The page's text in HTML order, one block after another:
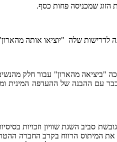
שמכניסה פחות כסף.
לדרישות שלה "יוציאו אותה
מהארון" עבור חלק
עם ההבנה של ההעדפה המינית
סביב השגת שוויון וזכויות
את המיתוס הרווח בקרב החברה